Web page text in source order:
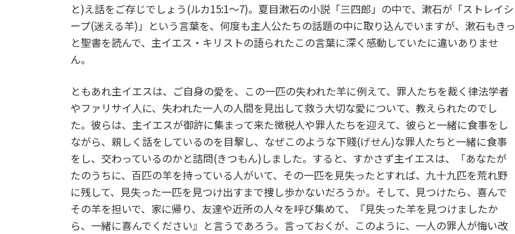
と)え話をご存じでしょう(ルカ15:1～7)。夏目漱石の小説「三四郎」の中で、漱石が「ストレイシ
ープ(迷える羊)」という言葉を、何度も主人公たちの話題の中に取り込んでいますが、漱石もきっ
と聖書を読んで、主イエス・キリストの語られたこの言葉に深く感動していたに違いありませ
ん。
ともあれ主イエスは、ご自身の愛を、この一匹の失われた羊に例えて、罪人たちを裁く律法学者
やファリサイ人に、失われた一人の人間を見出して救う大切な愛について、教えられたのでし
た。彼らは、主イエスが御許に集まって来た徴税人や罪人たちを迎えて、彼らと一緒に食事をし
ながら、親しく話をしているのを目撃し、なぜこのような下賤(げせん)な罪人たちと一緒に食事
をし、交わっているのかと詰問(きつもん)しました。すると、すかさず主イエスは、「あなたが
たのうちに、百匹の羊を持っている人がいて、その一匹を見失ったとすれば、九十九匹を荒れ野
に残して、見失った一匹を見つけ出すまで捜し歩かないだろうか。そして、見つけたら、喜んで
その羊を担いで、家に帰り、友達や近所の人々を呼び集めて、『見失った羊を見つけましたか
ら、一緒に喜んでください』と言うであろう。言っておくが、このように、一人の罪人が悔い改